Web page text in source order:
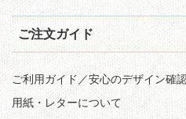
ご注文ガイド
ご利用ガイド／安心のデザイン確
用紙・レターについて